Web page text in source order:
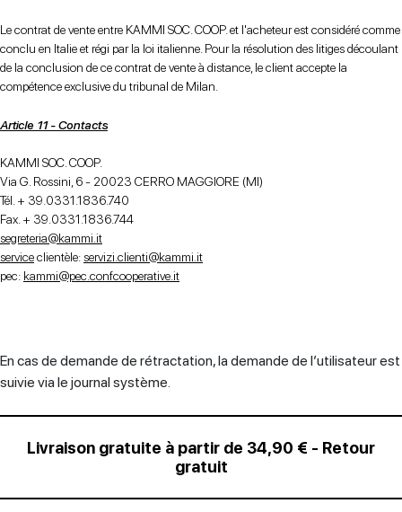
Le contrat de vente entre KAMMI SOC. COOP. et l'acheteur est considéré comme
conclu en Italie et régi par la loi italienne. Pour la résolution des litiges découlant
de la conclusion de ce contrat de vente à distance, le client accepte la
compétence exclusive du tribunal de Milan.
Article 11 - Contacts
KAMMI SOC. COOP.
Via G. Rossini, 6 - 20023 CERRO MAGGIORE (MI)
Tél. + 39.0331.1836.740
Fax. + 39.0331.1836.744
segreteria@kammi.it
serviceclientèle: servizi.clienti@kammi.it
pec: kammi@pec.confcooperative.it
En cas de demande de rétractation, la demande de l’utilisateur est
suivie via le journal système.
Livraison gratuite à partir de 34,90 € - Retour
gratuit